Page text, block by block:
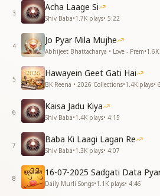
इतने जररो को उठाकर सूर्य सा चमका दिया
इतने जररो को उठाकर सूर्य सा चमका दिया
तब ही तो दिल गाता बाबा है तुम्हारा शुक्रिया
तब ही तो दिल गाता बाबा है तुम्हारा शुक्रिया
प्यार कितना स्वर्ग की देते हमे सौगात हो
प्यारे बाबा यूहीं तेरे प्यार की बरसात हो
हाथो में हो हाथ तेरा
हाथो में हो हाथ तेरा
साथ ये दिनरात हो
प्यारे बाबा यूहीं तेरे प्यार की बरसात हो
"
3
Acha Laage Si
Shiv Baba•1.7K plays• 5:22
4
Jo Pyar Mila Mujhe
Abhijeet Bhattacharya • Love - Prem•1.6K
5
Hawayein Geet Gati Hai
BK Reena • 2026 Collections•1.4K plays•
6
Kaisa Jadu Kiya
Shiv Baba•1.4K plays• 4:15
7
Baba Ki Laagi Lagan Re
Shiv Baba•1.3K plays• 4:07
8
16-07-2025 Sadgati Data
Daily Murli Songs•1.1K plays• 4:46